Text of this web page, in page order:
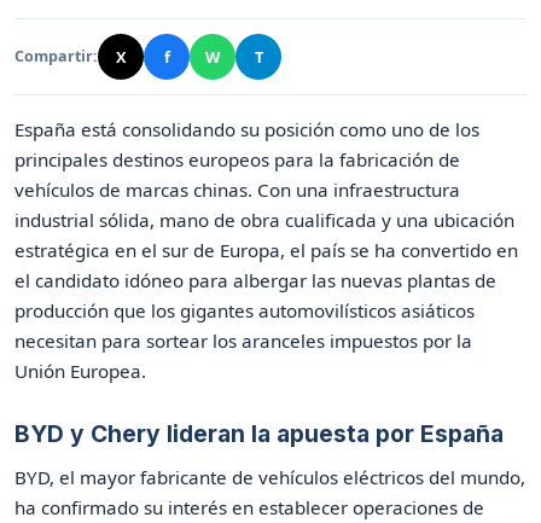
Compartir: X f W T
España está consolidando su posición como uno de los
principales destinos europeos para la fabricación de
vehículos de marcas chinas. Con una infraestructura
industrial sólida, mano de obra cualificada y una ubicación
estratégica en el sur de Europa, el país se ha convertido en
el candidato idóneo para albergar las nuevas plantas de
producción que los gigantes automovilísticos asiáticos
necesitan para sortear los aranceles impuestos por la
Unión Europea.
BYD y Chery lideran la apuesta por España
BYD, el mayor fabricante de vehículos eléctricos del mundo,
ha confirmado su interés en establecer operaciones de